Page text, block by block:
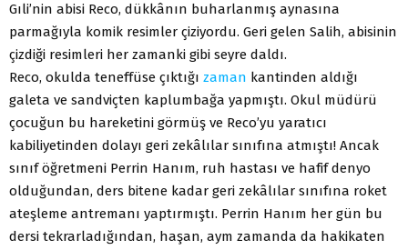
Gıli’nin abisi Reco, dükkânın buharlanmış aynasına
parmağıyla komik resimler çiziyordu. Geri gelen Salih, abisinin
çizdiği resimleri her zamanki gibi seyre daldı.
Reco, okulda teneffüse çıktığı zaman kantinden aldığı
galeta ve sandviçten kaplumbağa yapmıştı. Okul müdürü
çocuğun bu hareketini görmüş ve Reco’yu yaratıcı
kabiliyetinden dolayı geri zekâlılar sınıfına atmıştı! Ancak
sınıf öğretmeni Perrin Hanım, ruh hastası ve hafif denyo
olduğundan, ders bitene kadar geri zekâlılar sınıfına roket
ateşleme antremanı yaptırmıştı. Perrin Hanım her gün bu
dersi tekrarladığından, haşan, aym zamanda da hakikaten